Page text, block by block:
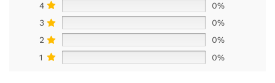
4
0%
3
0%
2
0%
1
0%